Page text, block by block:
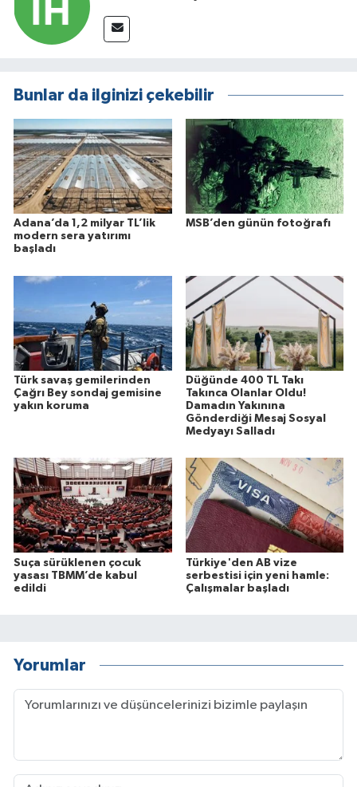
Bunlar da ilginizi çekebilir
Adana’da 1,2 milyar TL’lik
modern sera yatırımı
başladı
MSB’den günün fotoğrafı
Türk savaş gemilerinden
Çağrı Bey sondaj gemisine
yakın koruma
Düğünde 400 TL Takı
Takınca Olanlar Oldu!
Damadın Yakınına
Gönderdiği Mesaj Sosyal
Medyayı Salladı
Suça sürüklenen çocuk
yasası TBMM’de kabul
edildi
Türkiye'den AB vize
serbestisi için yeni hamle:
Çalışmalar başladı
Yorumlar